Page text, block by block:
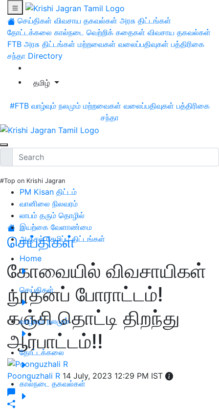
செய்திகள் விவசாய தகவல்கள் அரசு திட்டங்கள்
தோட்டக்கலை கால்நடை வெற்றிக் கதைகள் விவசாய தகவல்கள்
FTB அரசு திட்டங்கள் மற்றவைகள் வலைப்பதிவுகள் பத்திரிகை
சந்தா Directory
தமிழ்
#FTB வாழ்வும் நலமும் மற்றவைகள் வலைப்பதிவுகள் பத்திரிகை
சந்தா
#Top on Krishi Jagran
PM Kisan திட்டம்
வானிலை நிலவரம்
லாபம் தரும் தொழில்
இயற்கை வேளாண்மை
அஞ்சல் சேமிப்பு திட்டங்கள்
Home
செய்திகள்
வாழ்வும் நலமும்
தோட்டக்கலை
கால்நடை தகவல்கள்
செய்திகள்
கோவையில் விவசாயிகள்
நூதனப் போராட்டம்!
கஞ்சி தொட்டி திறந்து
ஆர்பாட்டம்!!
Poonguzhali R 14 July, 2023 12:29 PM IST